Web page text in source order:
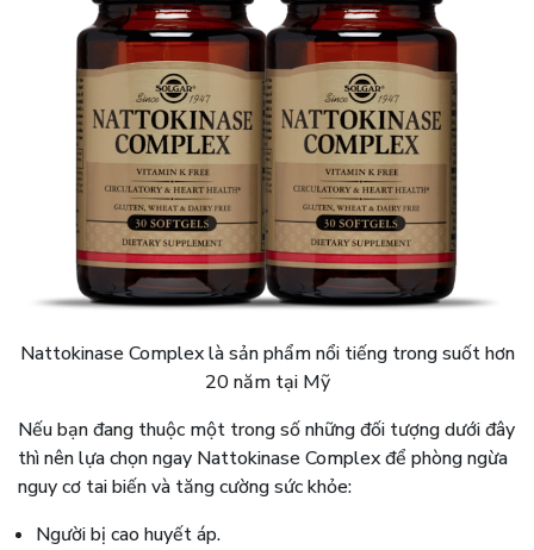
Nattokinase Complex là sản phẩm nổi tiếng trong suốt hơn
20 năm tại Mỹ
Nếu bạn đang thuộc một trong số những đối tượng dưới đây
thì nên lựa chọn ngay Nattokinase Complex để phòng ngừa
nguy cơ tai biến và tăng cường sức khỏe:
Người bị cao huyết áp.